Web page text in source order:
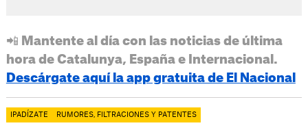
📲 Mantente al día con las noticias de última
hora de Catalunya, España e Internacional.
Descárgate aquí la app gratuita de El Nacional
IPADÍZATE RUMORES, FILTRACIONES Y PATENTES